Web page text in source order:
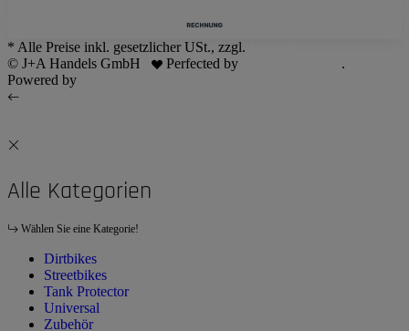
* Alle Preise inkl. gesetzlicher USt., zzgl.
© J+A Handels GmbH
Perfected by
.
Powered by
Alle Kategorien
Wählen Sie eine Kategorie!
Dirtbikes
Streetbikes
Tank Protector
Universal
Zubehör